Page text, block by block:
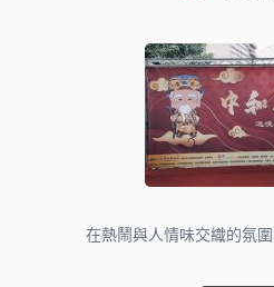
在熱鬧與人情味交織的氛